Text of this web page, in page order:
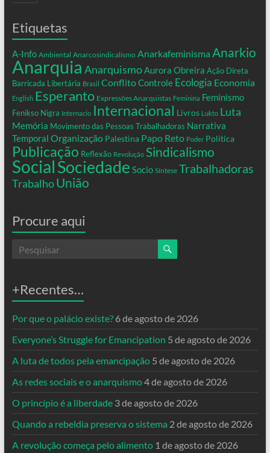
Etiquetas
A-Info Ambiental Anarcosindicalismo Anarkafeminisma Anarkio
Anarquia AnarquismoAurora Obreira Ação Direta
Barricada Libertária Brasil ConflitoControle Ecologia Economia
English Esperanto Expressões Anarquistas Feminina Feminismo
Fenikso Nigra Internacio Internacional Livros Lukto Luta
Memória Movimento das Pessoas Trabalhadoras Narrativa
Temporal Organização Palestina Papo Reto Poder Política
Publicação Reflexão Revolução Sindicalismo
SocialSociedade Socio Síntese Trabalhadoras
Trabalho União
Procure aqui
+Recentes…
Por que o palácio existe? 6 de agosto de 2026
Everyone’s Struggle for Emancipation 5 de agosto de 2026
A luta de todos pela emancipação 5 de agosto de 2026
As redes sociais e o anarquismo4 de agosto de 2026
O princípio é a liberdade 3 de agosto de 2026
Quando a rebeldia preserva o sistema 2 de agosto de 2026
A revolução começa pelo alimento 1 de agosto de 2026